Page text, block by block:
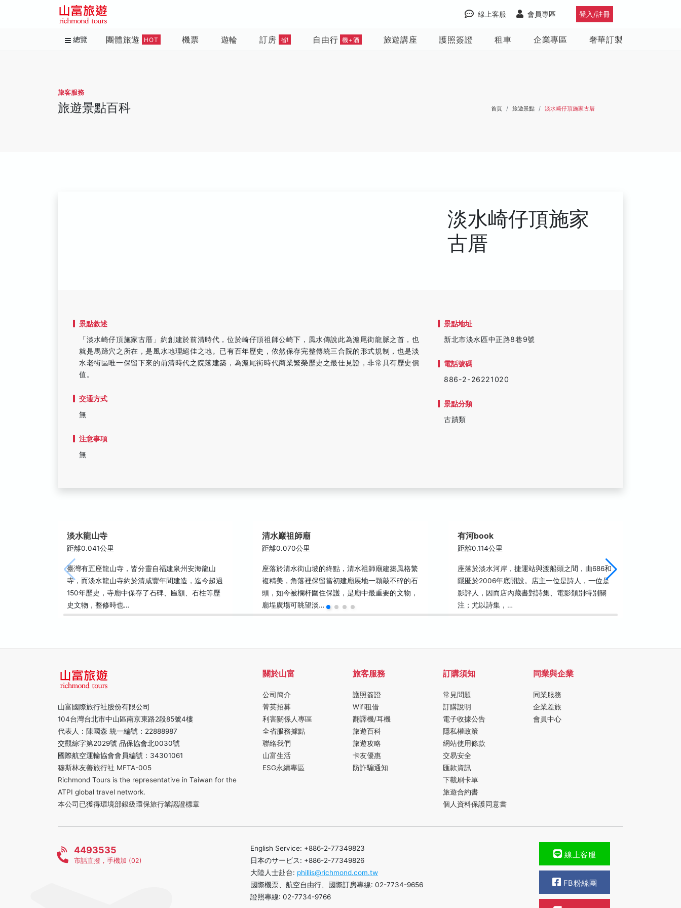
登入/註冊
會員專區
線上客服
總覽 團體旅遊 HOT 機票 遊輪 訂房 省! 自由行 機+酒 旅遊講座 護照簽證 租車 企業專區 奢華訂製
旅客服務
旅遊景點百科 首頁 旅遊景點 淡水崎仔頂施家古厝
淡水崎仔頂施家
古厝
景點敘述
「淡水崎仔頂施家古厝」約創建於前清時代，位於崎仔頂祖師公崎下，風水傳說此為滬尾街龍脈之首，也
就是馬蹄穴之所在，是風水地理絕佳之地。已有百年歷史，依然保存完整傳統三合院的形式規制，也是淡
水老街區唯一保留下來的前清時代之院落建築，為滬尾街時代商業繁榮歷史之最佳見證，非常具有歷史價
值。
交通方式
無
注意事項
無
景點地址
新北市淡水區中正路8巷9號
電話號碼
886-2-26221020
景點分類
古蹟類
淡水龍山寺
距離0.041公里
臺灣有五座龍山寺，皆分靈自福建泉州安海龍山
寺，而淡水龍山寺約於清咸豐年間建造，迄今超過
150年歷史，寺廟中保存了石碑、匾額、石柱等歷
史文物，整修時也…
清水巖祖師廟
距離0.070公里
座落於清水街山坡的終點，清水祖師廟建築風格繁
複精美，角落裡保留當初建廟展地一顆敲不碎的石
頭，如今被欄杆圍住保護，是廟中最重要的文物，
廟埕廣場可眺望淡…
有河book
距離0.114公里
座落於淡水河岸，捷運站與渡船頭之間，由686和
隱匿於2006年底開設。店主一位是詩人，一位是
影評人，因而店內藏書對詩集、電影類別特別關
注；尤以詩集，…
山富國際旅行社股份有限公司
104台灣台北市中山區南京東路2段85號4樓
代表人：陳國森 統一編號：22888987
交觀綜字第2029號 品保協會北0030號
國際航空運輸協會會員編號：34301061
穆斯林友善旅行社 MFTA-005
Richmond Tours is the representative in Taiwan for the
ATPI global travel network.
本公司已獲得環境部銀級環保旅行業認證標章
關於山富
公司簡介
菁英招募
利害關係人專區
全省服務據點
聯絡我們
山富生活
ESG永續專區
旅客服務
護照簽證
Wifi租借
翻譯機/耳機
旅遊百科
旅遊攻略
卡友優惠
防詐騙通知
訂購須知
常見問題
訂購說明
電子收據公告
隱私權政策
網站使用條款
交易安全
匯款資訊
下載刷卡單
旅遊合約書
個人資料保護同意書
同業與企業
同業服務
企業差旅
會員中心
4493535
市話直撥，手機加 (02)
English Service: +886-2-77349823
日本のサービス: +886-2-77349826
大陸人士赴台: phillis@richmond.com.tw
國際機票、航空自由行、國際訂房專線: 02-7734-9656
證照專線: 02-7734-9766
線上客服
FB粉絲團